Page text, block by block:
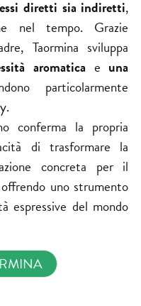
diretti sia indiretti,
nel tempo. Grazie
Taormina sviluppa
aromatica e una
particolarmente
conferma la propria
di trasformare la
concreta per il
uno strumento
espressive del mondo